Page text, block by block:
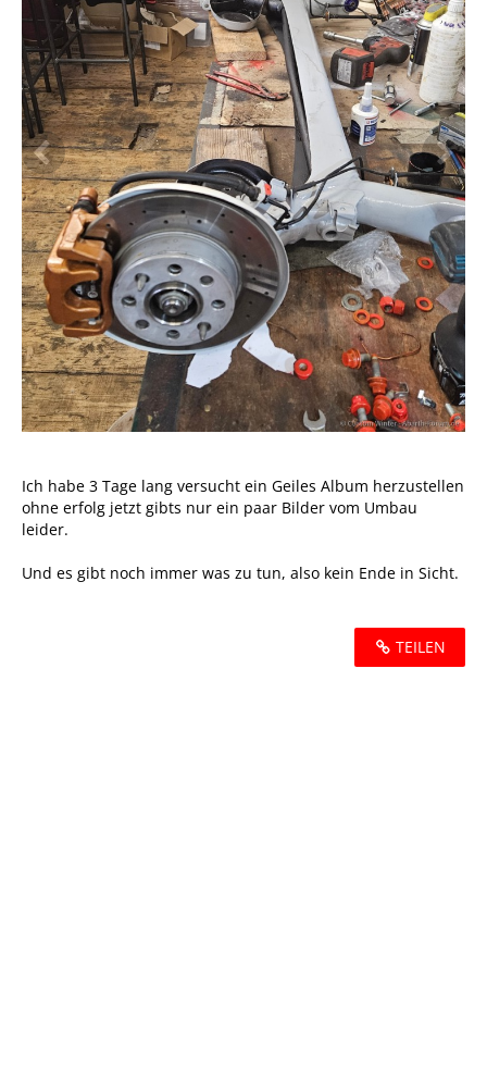
Ich habe 3 Tage lang versucht ein Geiles Album herzustellen
ohne erfolg jetzt gibts nur ein paar Bilder vom Umbau
leider.
Und es gibt noch immer was zu tun, also kein Ende in Sicht.
TEILEN